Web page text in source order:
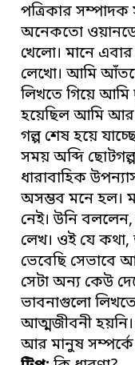
পত্রিকার
অনেকতো ওয়ানডে
খেলো। মানে
লেখো। আমি
লিখতে গিয়ে আমি
হয়েছিল আমি আর
গল্প শেষ হয়ে
সময় অব্দি
ধারাবাহিক
অসম্ভব মনে হল।
নেই। উনি
লেখ। ওই যে কথা,
ভেবেছি সেভাবে
সেটা অন্য কেউ
ভাবনাগুলো
আত্মজীবনী
আর মানুষ সম্পর্কে